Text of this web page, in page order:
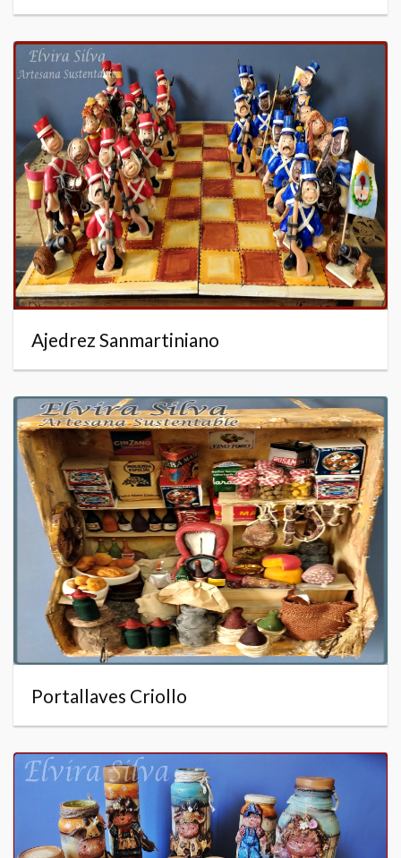
Ajedrez Sanmartiniano
Portallaves Criollo